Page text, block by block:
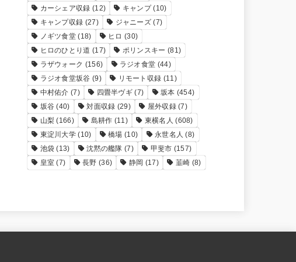
カーシェア収録 (12) キャンプ(10)
キャンプ収録 (27) ジャニーズ (7)
ノギツ食堂 (18) ヒロ (30)
ヒロのひとり道 (17) ポリンスキー (81)
ラザウォーク (156) ラジオ食堂 (44)
ラジオ食堂坂谷 (9) リモート収録 (11)
中村佑介 (7) 四畳半ヴギ (7) 坂本 (454)
坂谷 (40) 対面収録 (29) 屋外収録(7)
山梨 (166) 島耕作 (11) 東横名人 (608)
東淀川大学 (10) 橋場 (10) 永世名人 (8)
池袋 (13) 沈黙の艦隊 (7) 甲斐市 (157)
皇室 (7) 長野 (36) 静岡 (17) 韮崎 (8)